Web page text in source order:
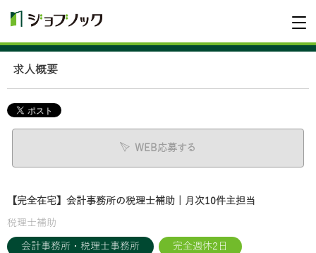
求人概要
WEB応募する
【完全在宅】会計事務所の税理士補助｜月次10件主担当
税理士補助
会計事務所・税理士事務所 完全週休2日